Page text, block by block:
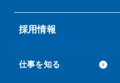
採用情報
仕事を知る